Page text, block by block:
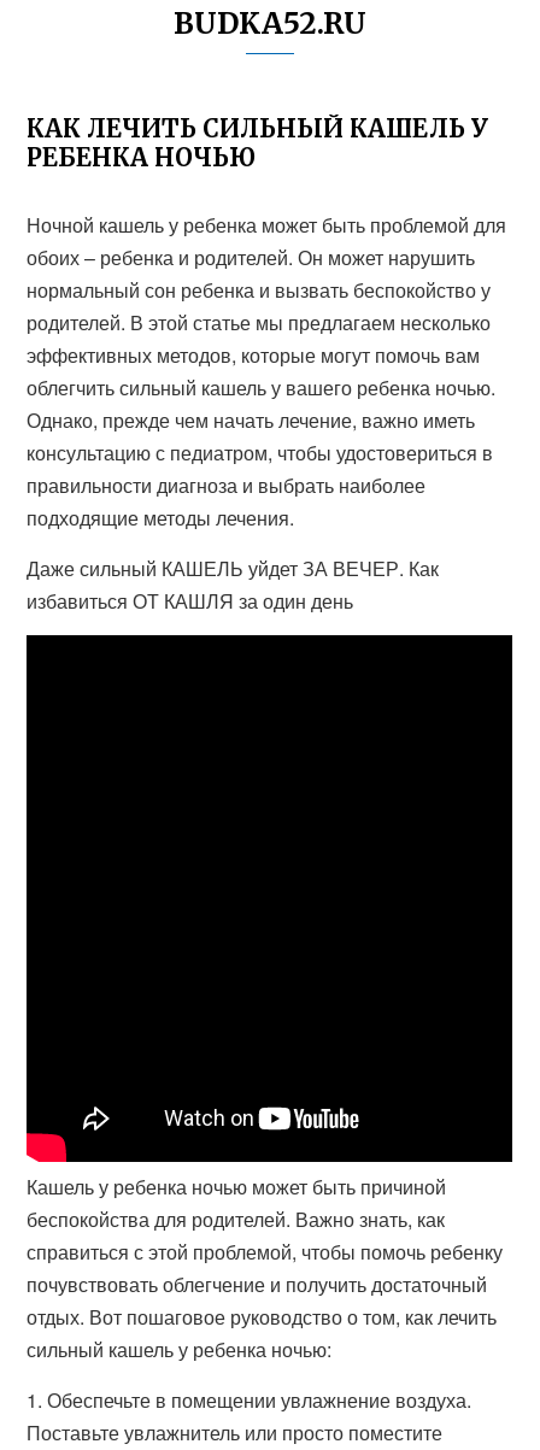
BUDKA52.RU
КАК ЛЕЧИТЬ СИЛЬНЫЙ КАШЕЛЬ У
РЕБЕНКА НОЧЬЮ
Ночной кашель у ребенка может быть проблемой для
обоих – ребенка и родителей. Он может нарушить
нормальный сон ребенка и вызвать беспокойство у
родителей. В этой статье мы предлагаем несколько
эффективных методов, которые могут помочь вам
облегчить сильный кашель у вашего ребенка ночью.
Однако, прежде чем начать лечение, важно иметь
консультацию с педиатром, чтобы удостовериться в
правильности диагноза и выбрать наиболее
подходящие методы лечения.
Даже сильный КАШЕЛЬ уйдет ЗА ВЕЧЕР. Как
избавиться ОТ КАШЛЯ за один день
Кашель у ребенка ночью может быть причиной
беспокойства для родителей. Важно знать, как
справиться с этой проблемой, чтобы помочь ребенку
почувствовать облегчение и получить достаточный
отдых. Вот пошаговое руководство о том, как лечить
сильный кашель у ребенка ночью:
1. Обеспечьте в помещении увлажнение воздуха.
Поставьте увлажнитель или просто поместите